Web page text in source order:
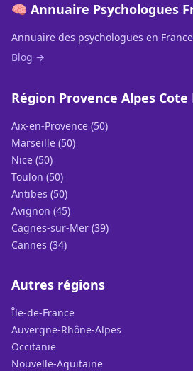
🧠 Annuaire Psychologues
Annuaire des psychologues en
Blog →
Région Provence Alpes Cote
Aix-en-Provence (50)
Marseille (50)
Nice (50)
Toulon (50)
Antibes (50)
Avignon (45)
Cagnes-sur-Mer (39)
Cannes (34)
Autres régions
Île-de-France
Auvergne-Rhône-Alpes
Occitanie
Nouvelle-Aquitaine